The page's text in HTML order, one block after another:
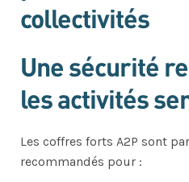
collectivités
Une sécurité
les activités
Les coffres forts A2P sont
recommandés pour :